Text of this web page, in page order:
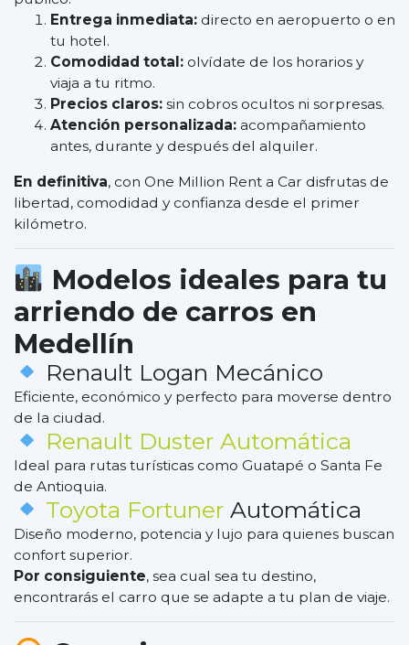
Entrega inmediata: directo en aeropuerto o en
tu hotel.
Comodidad total: olvídate de los horarios y
viaja a tu ritmo.
Precios claros: sin cobros ocultos ni sorpresas.
Atención personalizada: acompañamiento
antes, durante y después del alquiler.
En definitiva, con One Million Rent a Car disfrutas de
libertad, comodidad y confianza desde el primer
kilómetro.
Modelos ideales para tu
arriendo de carros en
Medellín
Renault Logan Mecánico
Eficiente, económico y perfecto para moverse dentro
de la ciudad.
Renault Duster Automática
Ideal para rutas turísticas como Guatapé o Santa Fe
de Antioquia.
Toyota Fortuner Automática
Diseño moderno, potencia y lujo para quienes buscan
confort superior.
Por consiguiente, sea cual sea tu destino,
encontrarás el carro que se adapte a tu plan de viaje.